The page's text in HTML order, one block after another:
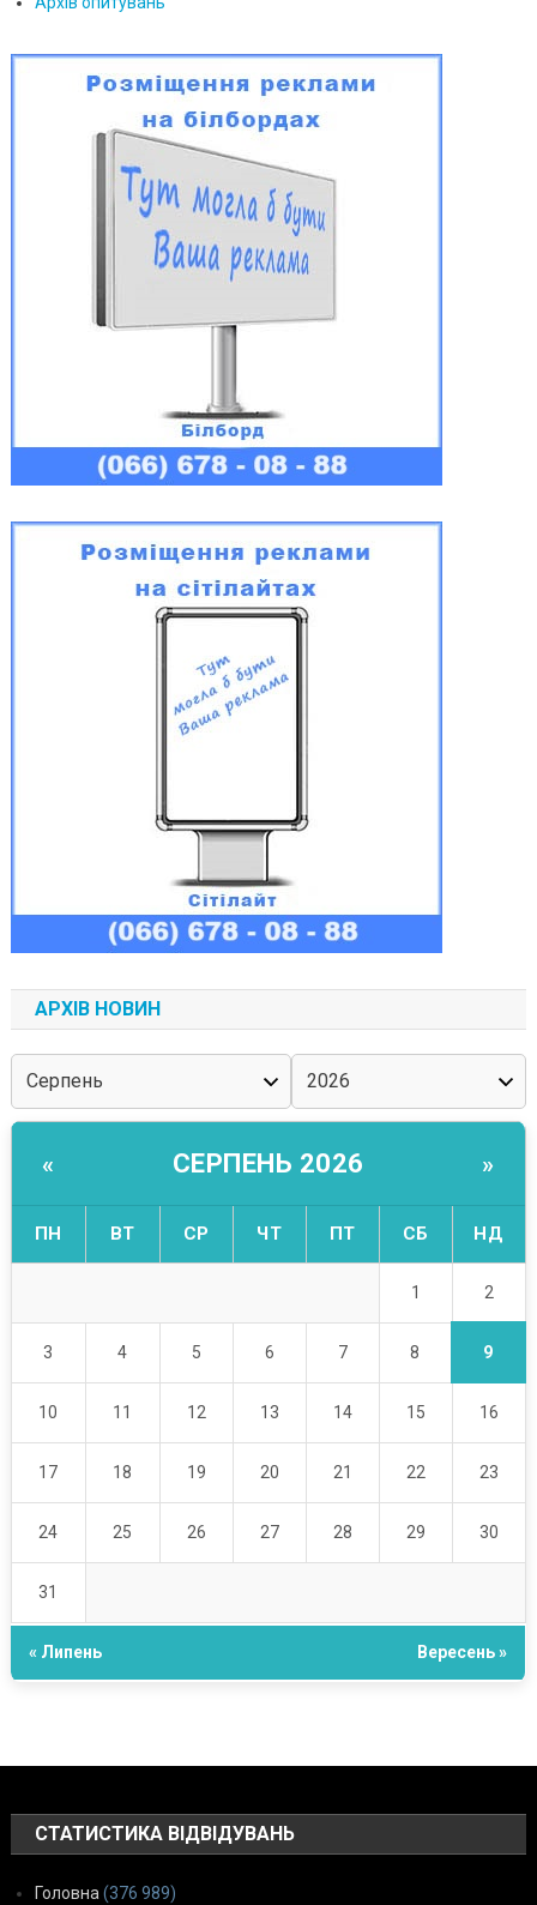
АРХІВ НОВИН
« СЕРПЕНЬ 2026 »
ПН ВТ СР ЧТ ПТ СБ НД
1 2
3 4 5 6 7 8 9
10 11 12 13 14 15 16
17 18 19 20 21 22 23
24 25 26 27 28 29 30
31
« Липень Вересень »
СТАТИСТИКА ВІДВІДУВАНЬ
Головна(376 989)